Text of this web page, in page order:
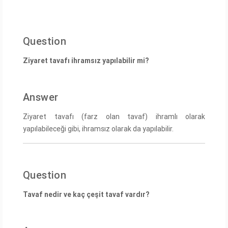
Question
Ziyaret tavafı ihramsız yapılabilir mi?
Answer
Ziyaret tavafı (farz olan tavaf) ihramlı olarak
yapılabileceği gibi, ihramsız olarak da yapılabilir.
Question
Tavaf nedir ve kaç çeşit tavaf vardır?